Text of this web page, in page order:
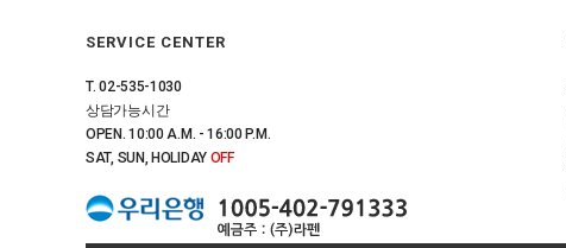
SERVICE CENTER
T. 02-535-1030
상담가능시간
OPEN. 10:00 A.M. - 16:00 P.M.
SAT, SUN, HOLIDAY OFF